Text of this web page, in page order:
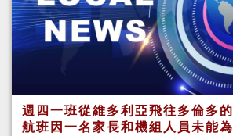
週四一班從維多利亞飛往多倫多的
航班因一名家長和機組人員未能為